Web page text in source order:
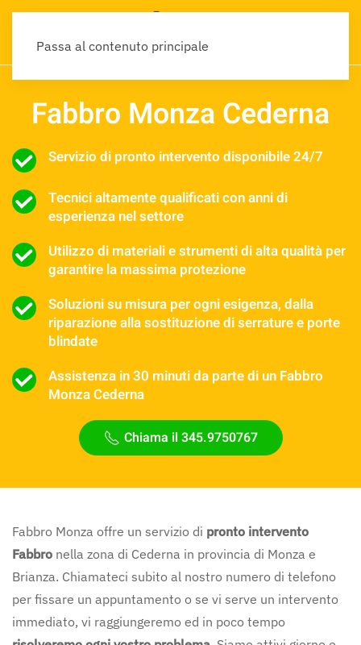
Passa al contenuto principale
Fabbro Monza Cederna
Servizio di pronto intervento disponibile 24/7
Tecnici altamente qualificati con anni di
esperienza nel settore
Utilizzo di materiali e strumenti di alta qualità per
garantire la massima protezione
Soluzioni su misura per ogni esigenza, dalla
riparazione alla sostituzione di serrature e porte
blindate
Assistenza in 30 minuti da parte di un Fabbro
Monza Cederna
Chiama il 345.9750767
Fabbro Monza offre un servizio di pronto intervento
Fabbro nella zona di Cederna in provincia di Monza e
Brianza. Chiamateci subito al nostro numero di telefono
per fissare un appuntamento o se vi serve un intervento
immediato, vi raggiungeremo ed in poco tempo